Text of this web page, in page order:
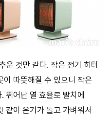
운 것만 같다. 작은 전기 히터
따뜻해질 수 있으니 작은
뛰어난 열 효율로 발치에
같이 온기가 돌고 가벼워서